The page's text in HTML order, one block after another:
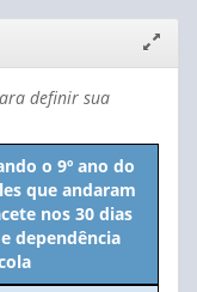
janela
definir sua
o 9º ano do
que andaram
nos 30 dias
dependência